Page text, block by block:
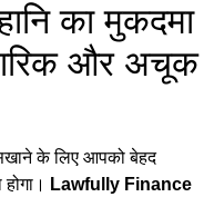
का मुकदमा
और अचूक
के लिए आपको बेहद
Lawfully Finance